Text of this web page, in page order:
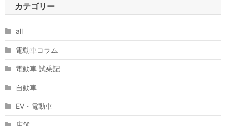
カテゴリー
all
電動車コラム
電動車 試乗記
自動車
EV・電動車